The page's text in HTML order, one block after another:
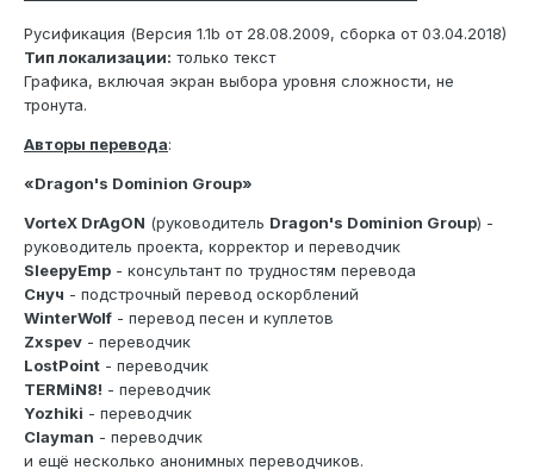
Русификация (Версия 1.1b от 28.08.2009, сборка от 03.04.2018)
Тип локализации: только текст
Графика, включая экран выбора уровня сложности, не
тронута.
Авторы перевода:
«Dragon's Dominion Group»
VorteX DrAgON (руководитель Dragon's Dominion Group) -
руководитель проекта, корректор и переводчик
SleepyEmp - консультант по трудностям перевода
Снуч - подстрочный перевод оскорблений
WinterWolf - перевод песен и куплетов
Zxspev - переводчик
LostPoint - переводчик
TERMiN8! - переводчик
Yozhiki - переводчик
Clayman - переводчик
и ещё несколько анонимных переводчиков.